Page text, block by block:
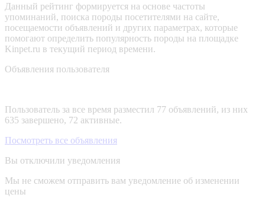
Данный рейтинг формируется на основе частоты
упоминаний, поиска породы посетителями на сайте,
посещаемости объявлений и других параметрах, которые
помогают определить популярность породы на площадке
Kinpet.ru в текущий период времени.
Объявления пользователя
Пользователь за все время разместил 77 объявлений, из них
635 завершено, 72 активные.
Посмотреть все объявления
Вы отключили уведомления
Мы не сможем отправить вам уведомление об изменении
цены